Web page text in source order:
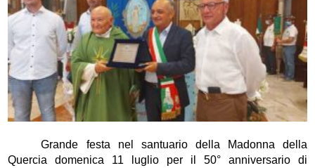
Grande festa nel santuario della Madonna della
Quercia domenica 11 luglio per il 50° anniversario di